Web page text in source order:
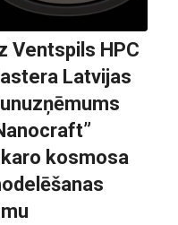
Ventspils HPC
Latvijas
kosmosa